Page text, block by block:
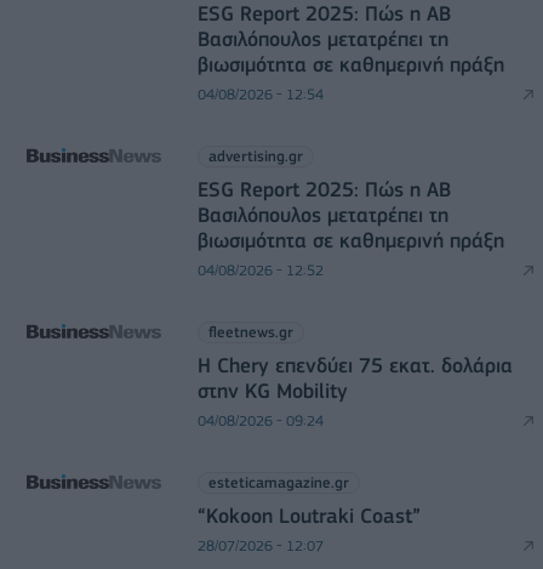
ESG Report 2025: Πώς η ΑΒ
Βασιλόπουλος μετατρέπει τη
βιωσιμότητα σε καθημερινή πράξη
04/08/2026 - 12:54
advertising.gr
ESG Report 2025: Πώς η ΑΒ
Βασιλόπουλος μετατρέπει τη
βιωσιμότητα σε καθημερινή πράξη
04/08/2026 - 12:52
fleetnews.gr
Η Chery επενδύει 75 εκατ. δολάρια
στην KG Mobility
04/08/2026 - 09:24
esteticamagazine.gr
“Kokoon Loutraki Coast”
28/07/2026 - 12:07